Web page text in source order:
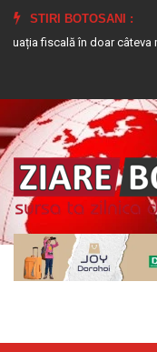
STIRI BOTOSANI :
în doar câteva minute